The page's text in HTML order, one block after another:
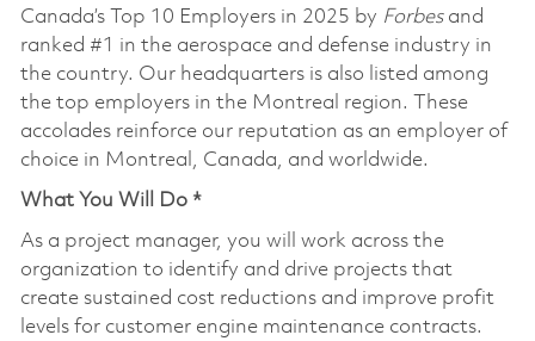
Canada’s Top 10 Employers in 2025 by Forbesand
ranked #1 in the aerospace and defense industry in
the country. Our headquarters is also listed among
the top employers in the Montreal region. These
accolades reinforce our reputation as an employer of
choice in Montreal, Canada, and worldwide.
What You Will Do *
As a project manager, you will work across the
organization to identify and drive projects that
create sustained cost reductions and improve profit
levels for customer engine maintenance contracts.